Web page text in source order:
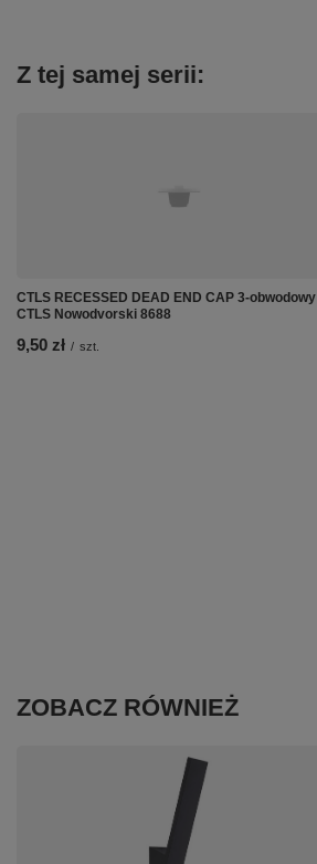
Z tej samej serii:
CTLS RECESSED DEAD END CAP 3-obwodowy
CTLS Nowodvorski 8688
9,50 zł / szt.
ZOBACZ RÓWNIEŻ